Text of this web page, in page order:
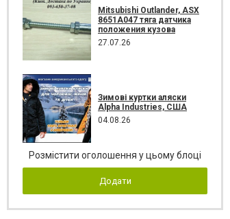
Mitsubishi Outlander, ASX
8651A047 тяга датчика
положения кузова
27.07.26
Зимові куртки аляски
Alpha Industries, США
04.08.26
Розмістити оголошення у цьому блоці
Додати